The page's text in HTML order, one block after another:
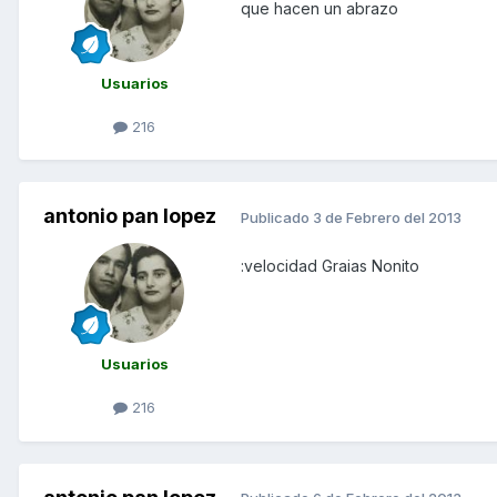
Usuarios
216
que hacen un abrazo
antonio pan lopez
Usuarios
216
Publicado 3 de Febrero del 2013
:velocidad Graias Nonito